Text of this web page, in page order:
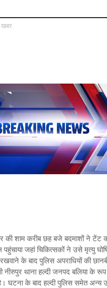
खबर
की शाम करीब छह बजे बदमाशों ने टेंट
जहां चिकित्सकों ने उसे मृत्यु
रखवाने के बाद पुलिस अपराधियों की
नीरुपुर थाना हल्दी जनपद बलिया के
घटना के बाद हल्दी पुलिस समेत